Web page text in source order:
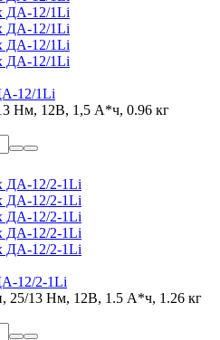
12/1Li
Нм, 12В, 1,5 А*ч, 0.96 кг
12/2-1Li
25/13 Нм, 12В, 1.5 А*ч, 1.26 кг